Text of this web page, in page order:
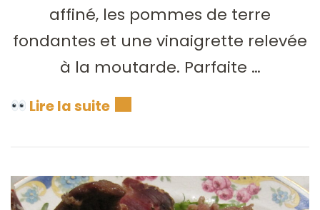
affiné, les pommes de terre
fondantes et une vinaigrette relevée
à la moutarde. Parfaite …
Lire la suite